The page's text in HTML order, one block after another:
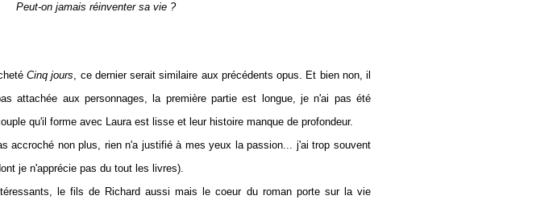
Peut-on jamais réinventer sa vie ?
Cinq jours, ce dernier serait similaire aux précédents opus. Et bien non, il
attachée aux personnages, la première partie est longue, je n'ai pas été
qu'il forme avec Laura est lisse et leur histoire manque de profondeur.
accroché non plus, rien n'a justifié à mes yeux la passion... j'ai trop souvent
je n'apprécie pas du tout les livres).
le fils de Richard aussi mais le coeur du roman porte sur la vie